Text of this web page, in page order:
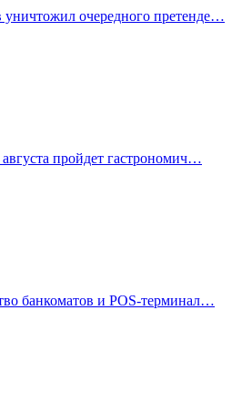
очередного претенде…
пройдет гастрономич…
банкоматов и POS-терминал…